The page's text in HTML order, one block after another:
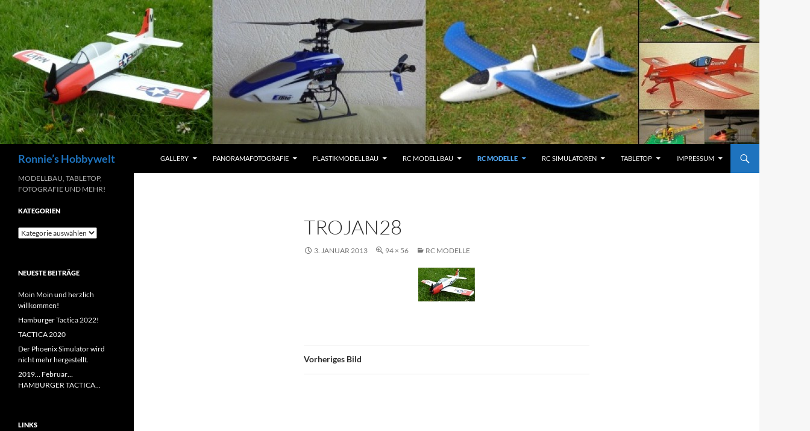
Zum
Inhalt
springen
Ronnie’s Hobbywelt GALLERY PANORAMAFOTOGRAFIE PLASTIKMODELLBAU RC MODELLBAU RC MODELLE RC SIMULATOREN TABLETOP IMPRESSUM
TROJAN28
3. JANUAR 2013 94 × 56 RC MODELLE
Vorheriges Bild
MODELLBAU, TABLETOP,
FOTOGRAFIE UND MEHR!
KATEGORIEN
Kategorien
NEUESTE BEITRÄGE
Moin Moin und herzlich
willkommen!
Hamburger Tactica 2022!
TACTICA 2020
Der Phoenix Simulator wird
nicht mehr hergestellt.
2019… Februar…
HAMBURGER TACTICA…
LINKS